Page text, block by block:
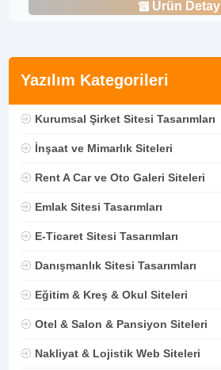
Yazılım Kategorileri
Kurumsal Şirket Sitesi Tasarımları
İnşaat ve Mimarlık Siteleri
Rent A Car ve Oto Galeri Siteleri
Emlak Sitesi Tasarımları
E-Ticaret Sitesi Tasarımları
Danışmanlık Sitesi Tasarımları
Eğitim & Kreş & Okul Siteleri
Otel & Salon & Pansiyon Siteleri
Nakliyat & Lojistik Web Siteleri
Ürün Detay